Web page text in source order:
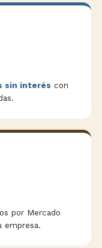
sin interés con
por Mercado
empresa.